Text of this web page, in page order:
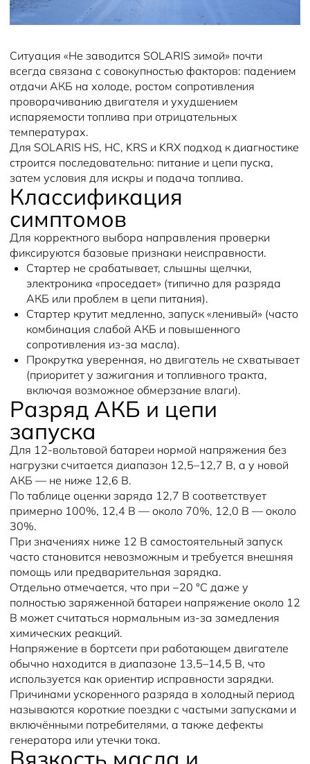
Плати частями
Помощь на дорогах
Информация о дилере
Новости
Ситуация «Не заводится SOLARIS зимой» почти
всегда связана с совокупностью факторов: падением
отдачи АКБ на холоде, ростом сопротивления
проворачиванию двигателя и ухудшением
испаряемости топлива при отрицательных
температурах.
Для SOLARIS HS, HC, KRS и KRX подход к диагностике
строится последовательно: питание и цепи пуска,
затем условия для искры и подача топлива.
Классификация
симптомов
Для корректного выбора направления проверки
фиксируются базовые признаки неисправности.
Стартер не срабатывает, слышны щелчки,
электроника «проседает» (типично для разряда
АКБ или проблем в цепи питания).
Стартер крутит медленно, запуск «ленивый» (часто
комбинация слабой АКБ и повышенного
сопротивления из‑за масла).
Прокрутка уверенная, но двигатель не схватывает
(приоритет у зажигания и топливного тракта,
включая возможное обмерзание влаги).
Разряд АКБ и цепи
запуска
Для 12‑вольтовой батареи нормой напряжения без
нагрузки считается диапазон 12,5–12,7 В, а у новой
АКБ — не ниже 12,6 В.
По таблице оценки заряда 12,7 В соответствует
примерно 100%, 12,4 В — около 70%, 12,0 В — около
30%.
При значениях ниже 12 В самостоятельный запуск
часто становится невозможным и требуется внешняя
помощь или предварительная зарядка.
Отдельно отмечается, что при −20 °C даже у
полностью заряженной батареи напряжение около 12
В может считаться нормальным из‑за замедления
химических реакций.
Напряжение в бортсети при работающем двигателе
обычно находится в диапазоне 13,5–14,5 В, что
используется как ориентир исправности зарядки.
Причинами ускоренного разряда в холодный период
называются короткие поездки с частыми запусками и
включёнными потребителями, а также дефекты
генератора или утечки тока.
Вязкость масла и